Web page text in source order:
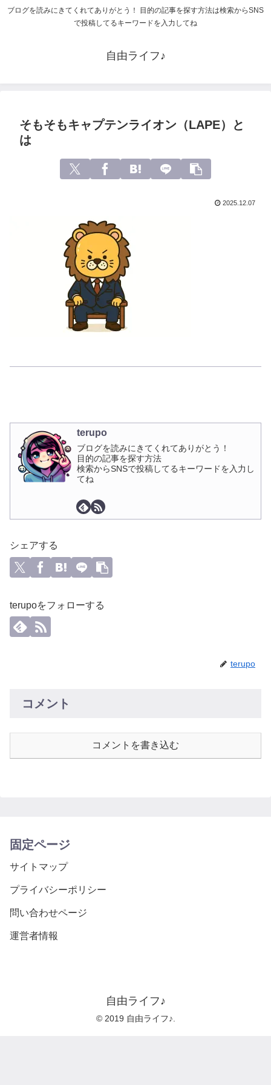
ブログを読みにきてくれてありがとう！ 目的の記事を探す方法は検索からSNS
で投稿してるキーワードを入力してね
自由ライフ♪
そもそもキャプテンライオン（LAPE）と
は
2025.12.07
terupo
ブログを読みにきてくれてありがとう！
目的の記事を探す方法
検索からSNSで投稿してるキーワードを入力し
てね
シェアする
terupoをフォローする
terupo
コメント
コメントを書き込む
固定ページ
サイトマップ
プライバシーポリシー
問い合わせページ
運営者情報
自由ライフ♪
© 2019 自由ライフ♪.